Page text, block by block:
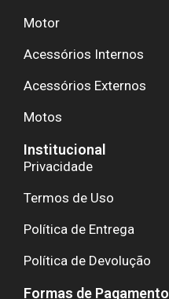
Motor
Acessórios Internos
Acessórios Externos
Motos
Institucional
Privacidade
Termos de Uso
Política de Entrega
Política de Devolução
Formas de Pagamento